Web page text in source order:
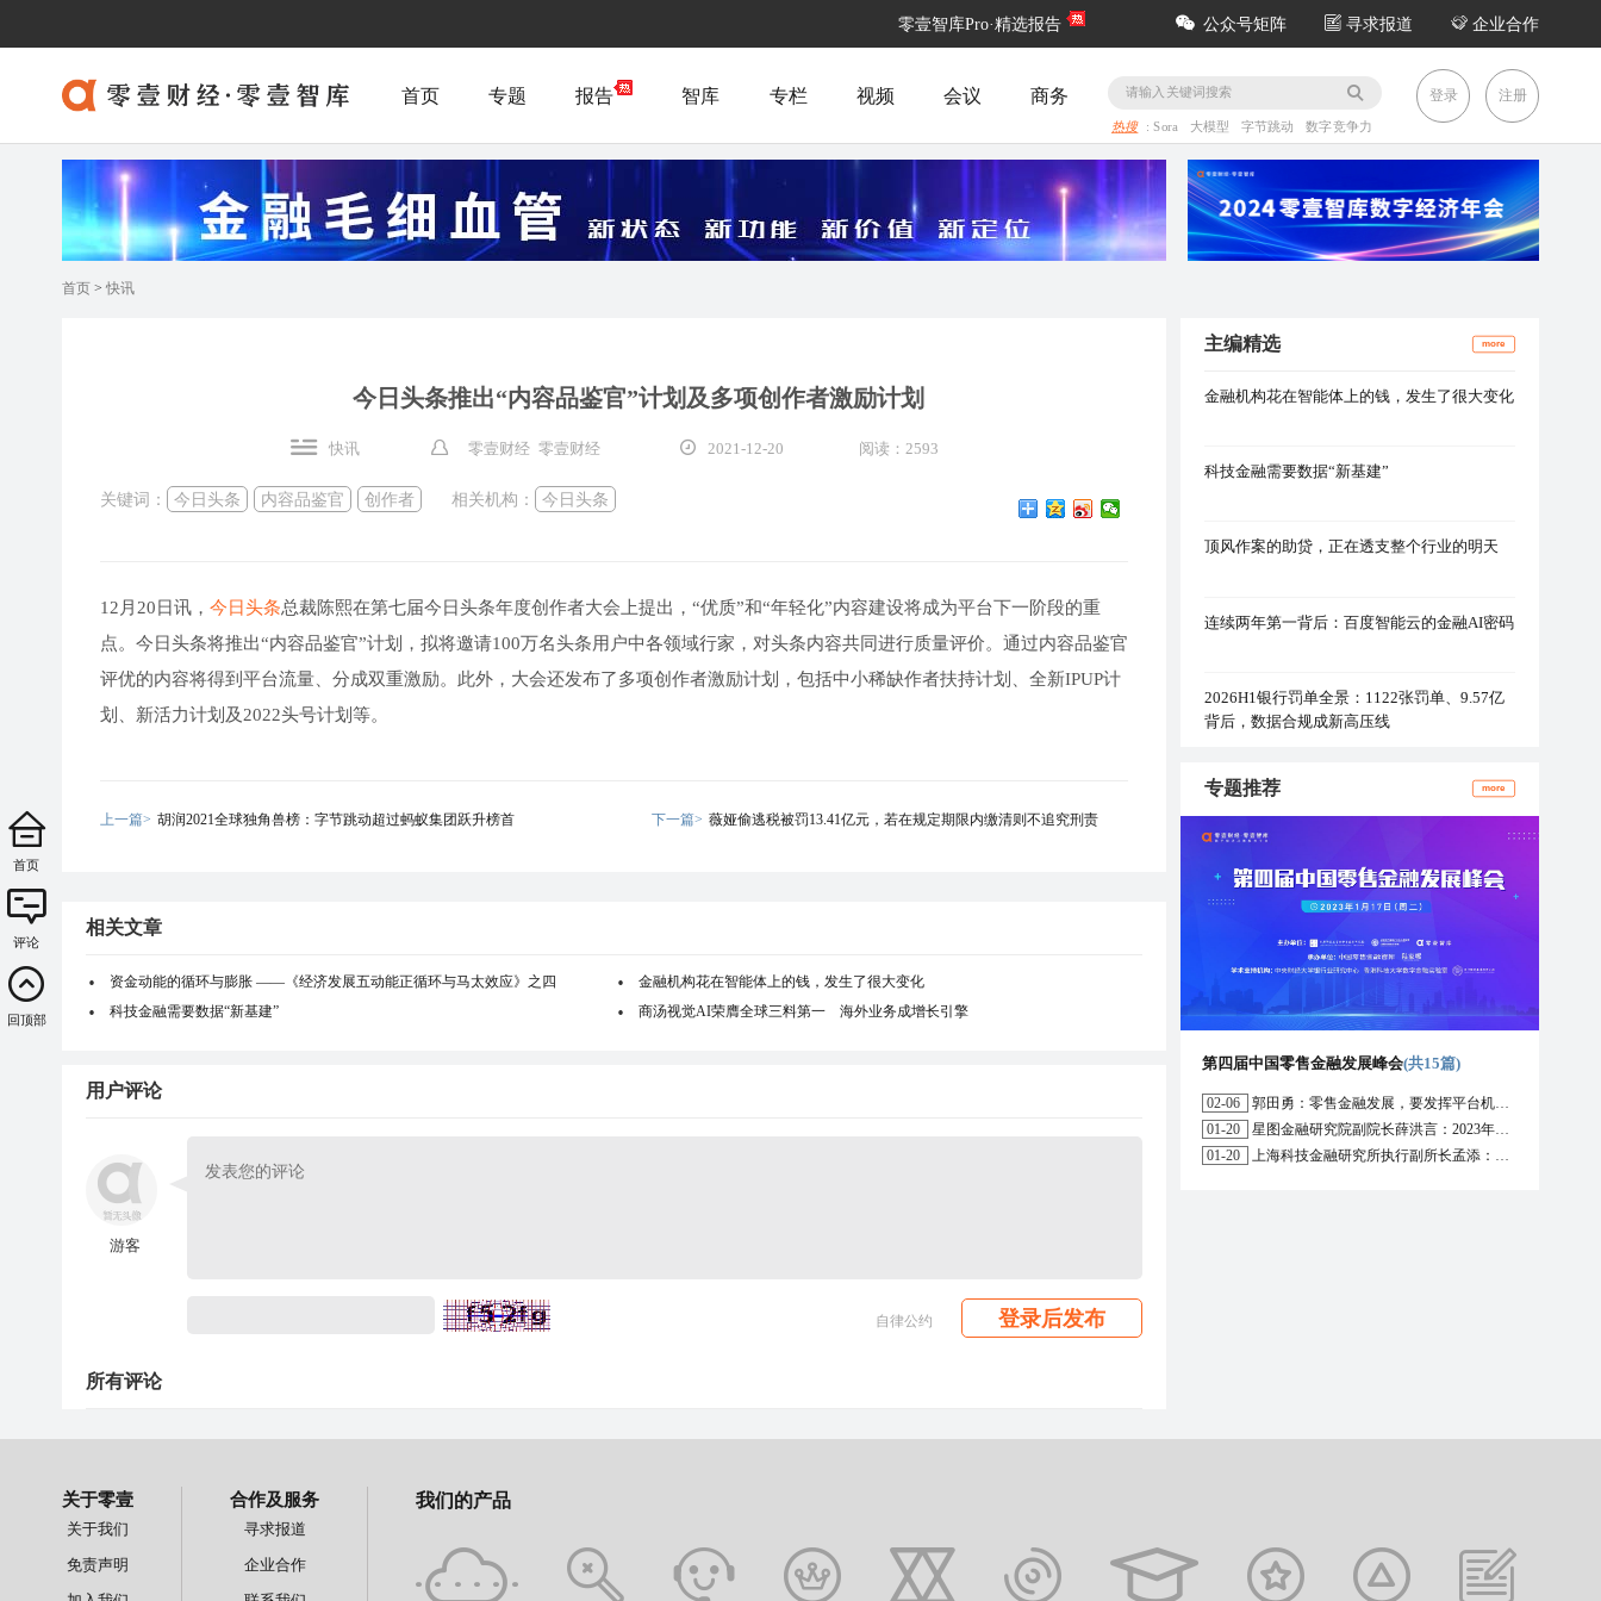
零壹智库Pro·精选报告 公众号矩阵 寻求报道 企业合作
首页 专题 报告 智库 专栏 视频 会议 商务
热搜 :Sora 大模型 字节跳动 数字竞争力
登录 注册
首页 > 快讯
今日头条推出“内容品鉴官”计划及多项创作者激励计划
快讯 零壹财经 零壹财经 2021-12-20 阅读：2593
关键词： 今日头条 内容品鉴官 创作者 相关机构： 今日头条
12月20日讯， 今日头条总裁陈熙在第七届今日头条年度创作者大会上提出，“优质”和“年轻化”内容建设将成为平台下一阶段的重
点。今日头条将推出“内容品鉴官”计划，拟将邀请100万名头条用户中各领域行家，对头条内容共同进行质量评价。通过内容品鉴官
评优的内容将得到平台流量、分成双重激励。此外，大会还发布了多项创作者激励计划，包括中小稀缺作者扶持计划、全新IPUP计
划、新活力计划及2022头号计划等。
上一篇> 胡润2021全球独角兽榜：字节跳动超过蚂蚁集团跃升榜首 下一篇> 薇娅偷逃税被罚13.41亿元，若在规定期限内缴清则不追究刑责
相关文章
资金动能的循环与膨胀 ——《经济发展五动能正循环与马太效应》之四
金融机构花在智能体上的钱，发生了很大变化
科技金融需要数据“新基建”
商汤视觉AI荣膺全球三料第一 海外业务成增长引擎
用户评论
游客
自律公约 登录后发布
所有评论
主编精选 more
金融机构花在智能体上的钱，发生了很大变化
科技金融需要数据“新基建”
顶风作案的助贷，正在透支整个行业的明天
连续两年第一背后：百度智能云的金融AI密码
2026H1银行罚单全景：1122张罚单、9.57亿
背后，数据合规成新高压线
专题推荐 more
第四届中国零售金融发展峰会(共15篇)
02-06
郭田勇：零售金融发展，要发挥平台机构的作用
01-20
星图金融研究院副院长薛洪言：2023年消费信贷或迎来新起点
01-20
上海科技金融研究所执行副所长孟添：开放银行与嵌入式金融为数字普惠金融带来更大发展空间
首页
评论
回顶部
关于零壹
关于我们
免责声明
合作及服务
寻求报道
企业合作
我们的产品